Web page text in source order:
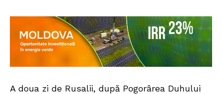
A doua zi de Rusalii, după Pogorârea Duhului